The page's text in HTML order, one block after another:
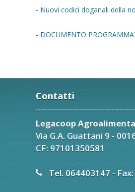
- Nuovi codici doganali della
- DOCUMENTO
Contatti
Legacoop
Via G.A. Guattani 9 -
CF: 97101350581
Tel. 064403147 -